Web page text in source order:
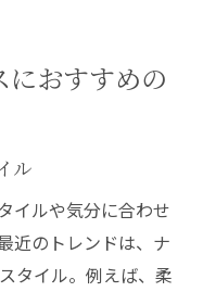
におすすめの
ル
イルや気分に合わせ
近のトレンドは、ナ
タイル。例えば、柔